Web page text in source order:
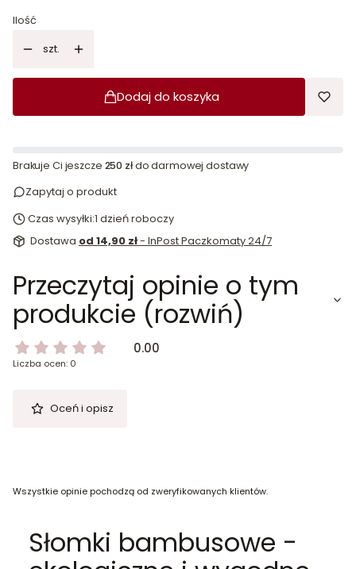
Ilość
szt.
Dodaj do koszyka
Brakuje Ci jeszcze 250 złdo darmowej dostawy
Zapytaj o produkt
Czas wysyłki:1 dzień roboczy
Dostawa od 14,90 zł- InPost Paczkomaty 24/7
Przeczytaj opinie o tym
produkcie (rozwiń)
0.00
Liczba ocen: 0
Oceń i opisz
Wszystkie opinie pochodzą od zweryfikowanych klientów.
Słomki bambusowe -